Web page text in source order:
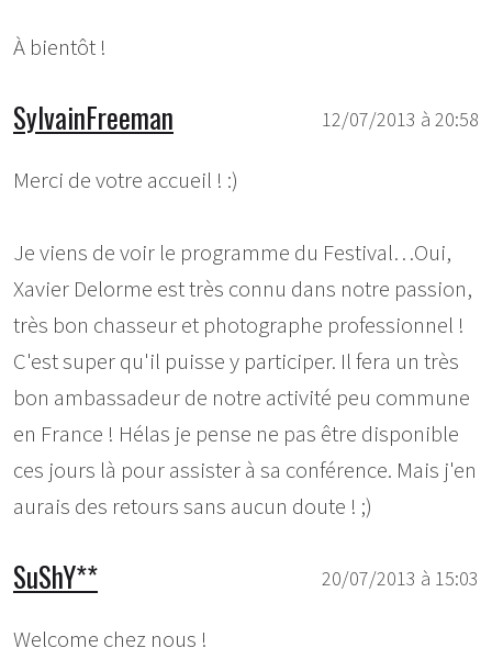
À bientôt !
12/07/2013 à 20:58
SylvainFreeman
Merci de votre accueil ! :)
Je viens de voir le programme du Festival…Oui,
Xavier Delorme est très connu dans notre passion,
très bon chasseur et photographe professionnel !
C'est super qu'il puisse y participer. Il fera un très
bon ambassadeur de notre activité peu commune
en France ! Hélas je pense ne pas être disponible
ces jours là pour assister à sa conférence. Mais j'en
aurais des retours sans aucun doute ! ;)
20/07/2013 à 15:03
SuShY**
Welcome chez nous !